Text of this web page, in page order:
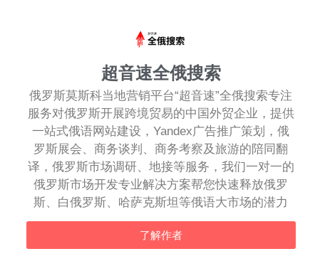
超音速全俄搜索
俄罗斯莫斯科当地营销平台“超音速”全俄搜索专注
服务对俄罗斯开展跨境贸易的中国外贸企业，提供
一站式俄语网站建设，Yandex广告推广策划，俄
罗斯展会、商务谈判、商务考察及旅游的陪同翻
译，俄罗斯市场调研、地接等服务，我们一对一的
俄罗斯市场开发专业解决方案帮您快速释放俄罗
斯、白俄罗斯、哈萨克斯坦等俄语大市场的潜力
了解作者